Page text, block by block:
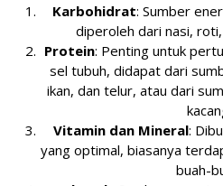
Karbohidrat: Sumber
diperoleh dari nasi,
Protein: Penting untuk
sel tubuh, didapat dari
ikan, dan telur, atau dari
Vitamin dan Mineral:
yang optimal, biasanya
buah-